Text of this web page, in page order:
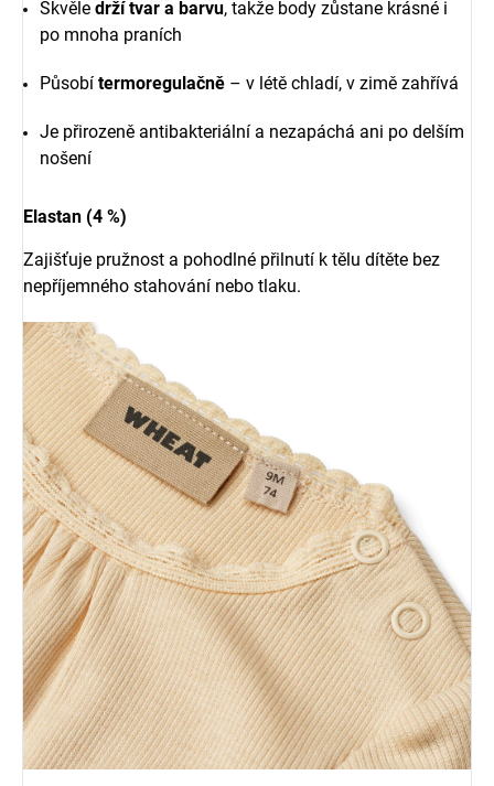
Skvěle drží tvar a barvu, takže body zůstane krásné i
po mnoha praních
Působí termoregulačně – v létě chladí, v zimě zahřívá
Je přirozeně antibakteriální a nezapáchá ani po delším
nošení
Elastan (4 %)
Zajišťuje pružnost a pohodlné přilnutí k tělu dítěte bez
nepříjemného stahování nebo tlaku.